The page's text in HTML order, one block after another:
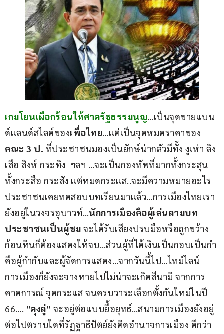
เกมโยนเผือกร้อนให้ศาลรัฐธรรมนูญ…เป็นจุดขายแบน
ด์แลนด์สไลด์ของเพื่อไทย…แต่เป็นจุดหมดราคาของ
คณะ 3 ป. ที่ประชาชนมองเป็นยักษ์น่ากลัวมีทั้ง งูเห่า ลิง
เสือ สิงห์ กระทิง  ฯลฯ …จะเป็นกองทัพที่มากทั้งกระสุน
ทั้งกระสือ กระสัง แต่หมดกระแส..จะมีความหมายอะไร
ประชาชนเคยทดสอบบทเรียนมาแล้ว…การเมืองไทยเรา
ยังอยู่ในวงจรอุบาวท์…นักการเมืองคือผู้เล่นตามบท
ประชาชนเป็นผู้ชม จะได้รับเสียงปรบมือหรือถูกขว้าง
ก้อนหินก็ต้องแสดงให้จบ…ส่วนผู้ที่ได้เงินเป็นกอบเป็นกำ
คือผู้กำกับและผู้จัดการแสดง…จากวันนี้ไป…ไทม์ไลน์
การเมืองก็ยังจะจางหายไปไม่น่าจะเกิดสึนามิ จากการ
คาดการณ์ จุดกระแส จนครบวาระเลือกตั้งกันใหม่ในปี
66…. ”ลุงตู่” จะอยู่ต่อแบบยื้อยุทธ์…สนามการเมืองยังอยู่
ต่อไปตราบใดที่รัฏฐาธิปัตย์ยังติดอำนาจการเมือง ดีกว่า